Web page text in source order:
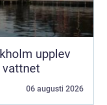
upplev
vattnet
06 augusti 2026